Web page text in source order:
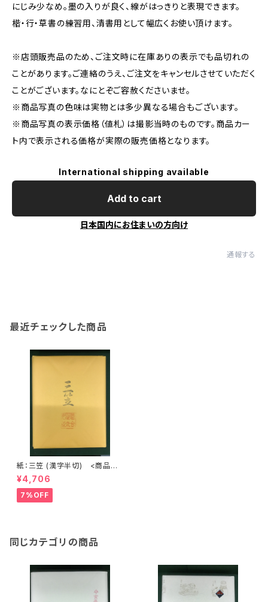
にじみ少なめ。墨の入りが良く、線がはっきりと表現できます。
楷・行・草書の練習用、清書用として幅広くお使い頂けます。
※店頭販売品のため、ご注文時に在庫ありの表示でも品切れの
ことがあります。ご連絡のうえ、ご注文をキャンセルさせていただく
ことがございます。なにとぞご容赦くださいませ。
※商品写真の色味は実物とは多少異なる場合もございます。
※商品写真の表示価格（値札）は撮影当時のものです。商品カー
ト内で表示される価格が実際の販売価格となります。
International shipping available
Add to cart
日本国内にお住まいの方向け
通報する
最近チェックした商品
紙：三笠 (漢字半切) <商品番
号1219>
¥4,706
7%OFF
同じカテゴリの商品